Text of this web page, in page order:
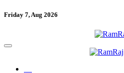
Friday 7, Aug 2026